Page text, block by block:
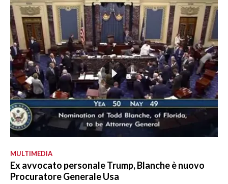
MULTIMEDIA
Ex avvocato personale Trump, Blanche è nuovo
Procuratore Generale Usa